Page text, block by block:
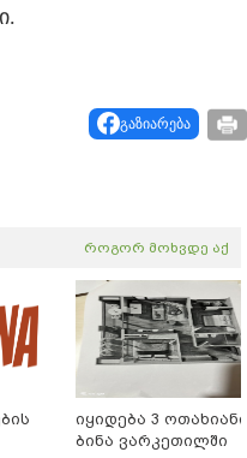
გაზიარება
როგორ მოხვდე აქ
იყიდება 3 ოთახიანი
ბინა ვარკეთილში